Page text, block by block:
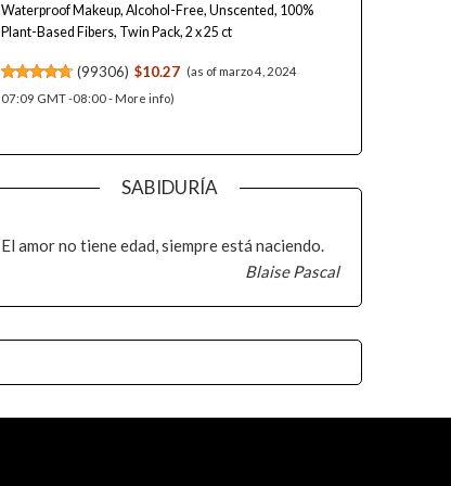
Waterproof Makeup, Alcohol-Free, Unscented, 100%
Plant-Based Fibers, Twin Pack, 2 x 25 ct
(99306) $10.27 (as of marzo 4, 2024
07:09 GMT -08:00 - More info)
SABIDURÍA
El amor no tiene edad, siempre está naciendo.
Blaise Pascal